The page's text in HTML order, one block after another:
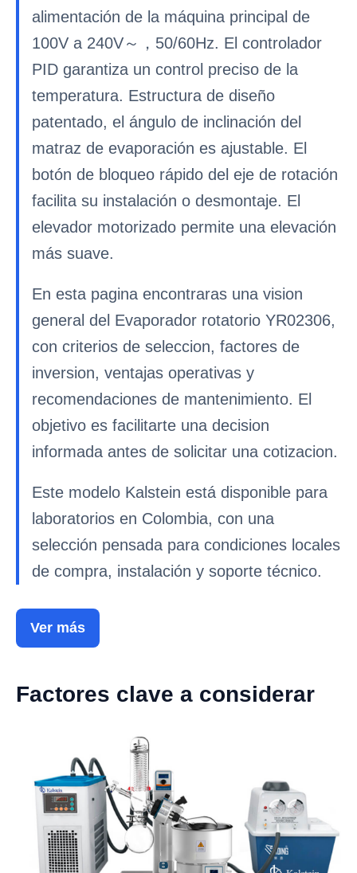
alimentación de la máquina principal de
100V a 240V～，50/60Hz. El controlador
PID garantiza un control preciso de la
temperatura. Estructura de diseño
patentado, el ángulo de inclinación del
matraz de evaporación es ajustable. El
botón de bloqueo rápido del eje de rotación
facilita su instalación o desmontaje. El
elevador motorizado permite una elevación
más suave.
En esta pagina encontraras una vision
general del Evaporador rotatorio YR02306,
con criterios de seleccion, factores de
inversion, ventajas operativas y
recomendaciones de mantenimiento. El
objetivo es facilitarte una decision
informada antes de solicitar una cotizacion.
Este modelo Kalstein está disponible para
laboratorios en Colombia, con una
selección pensada para condiciones locales
de compra, instalación y soporte técnico.
Ver más
Factores clave a considerar